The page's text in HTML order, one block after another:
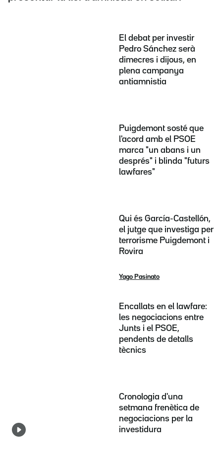
El debat per investir
Pedro Sánchez serà
dimecres i dijous, en
plena campanya
antiamnistia
Puigdemont sosté que
l'acord amb el PSOE
marca "un abans i un
després" i blinda "futurs
lawfares"
Qui és García-Castellón,
el jutge que investiga per
terrorisme Puigdemont i
Rovira
Yago Pasinato
Encallats en el lawfare:
les negociacions entre
Junts i el PSOE,
pendents de detalls
tècnics
Cronologia d'una
setmana frenètica de
negociacions per la
investidura